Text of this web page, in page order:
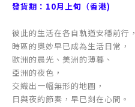
發貨期：10月上旬（香港)
彼此的生活在各自軌道安穩前行，
時區的奧妙早已成為生活日常，
歐洲的晨光、美洲的薄暮、
亞洲的夜色，
交織出一幅無形的地圖，
日與夜的節奏，早已刻在心間。